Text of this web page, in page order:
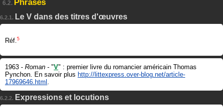
6.2. Phrases
6.2.1. Le V dans des titres d'œuvres
Réf.5
1963 - Roman - "V" : premier livre du romancier américain Thomas
Pynchon. En savoir plus http://littexpress.over-blog.net/article-
17969646.html .
6.2.2. Expressions et locutions